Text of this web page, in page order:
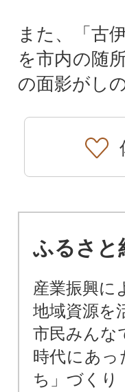
また、「古
を市内の随
の面影がし
ふるさと
産業振興に
地域資源を
市民みんな
時代にあ
ち」づくり